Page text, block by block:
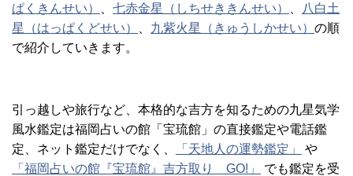
ぱくきんせい）
七赤金星（しちせききんせい）
八白土
星（はっぱくどせい）
九紫火星（きゅうしかせい） の順
で紹介していきます。
引っ越しや旅行など、本格的な吉方を知るための九星気学
風水鑑定は福岡占いの館「宝琉館」の直接鑑定や電話鑑
定、ネット鑑定だけでなく、
「天地人の運勢鑑定」
や
「福岡占いの館『宝琉館』吉方取り GO!」
でも鑑定を受